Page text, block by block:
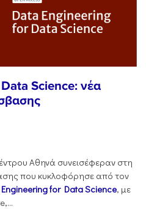
Science: νέα
Αθηνά συνεισέφεραν στη
που κυκλοφόρησε από τον
for Data Science, με